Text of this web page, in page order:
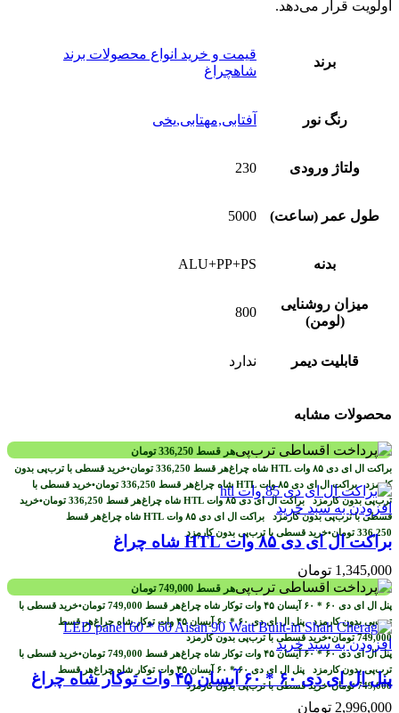
اولویت قرار می‌دهد.
برند
قیمت و خرید انواع محصولات برند
شاهچراغ
رنگ نور آفتابی,مهتابی,یخی
ولتاژ ورودی 230
طول عمر (ساعت) 5000
بدنه ALU+PP+PS
میزان روشنایی
(لومن)
800
قابلیت دیمر ندارد
محصولات مشابه
هر قسط 336,250 تومان
هر قسط 336,250 تومان•خرید قسطی با ترب‌پی بدون
کارمزد
هر قسط 336,250 تومان•خرید قسطی با
ترب‌پی بدون کارمزد
هر قسط 336,250 تومان•خرید
قسطی با ترب‌پی بدون کارمزد
هر قسط
336,250 تومان•خرید قسطی با ترب‌پی بدون کارمزد
افزودن به سبد خرید
براکت ال ای دی ۸۵ وات HTL شاه چراغ
1,345,000 تومان
هر قسط 749,000 تومان
هر قسط 749,000 تومان•خرید قسطی با
ترب‌پی بدون کارمزد
هر قسط
749,000 تومان•خرید قسطی با ترب‌پی بدون کارمزد
هر قسط 749,000 تومان•خرید قسطی با
ترب‌پی بدون کارمزد
هر قسط
749,000 تومان•خرید قسطی با ترب‌پی بدون کارمزد
افزودن به سبد خرید
پنل ال ای دی ۶۰ * ۶۰ آیسان ۴۵ وات توکار شاه چراغ
2,996,000 تومان